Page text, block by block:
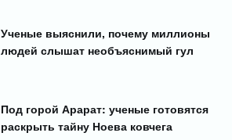
Ученые выяснили, почему миллионы
людей слышат необъяснимый гул
Под горой Арарат: ученые готовятся
раскрыть тайну Ноева ковчега